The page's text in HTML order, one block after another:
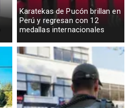
Karatekas de Pucón brillan en
Perú y regresan con 12
medallas internacionales